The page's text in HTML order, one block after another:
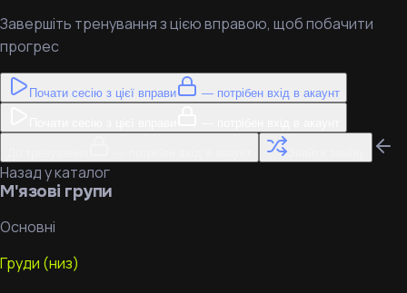
Завершіть тренування з цією вправою, щоб побачити
прогрес
Почати сесію з цієї вправи — потрібен вхід в акаунт
Назад у каталог
М'язові групи
Основні
Груди (низ)